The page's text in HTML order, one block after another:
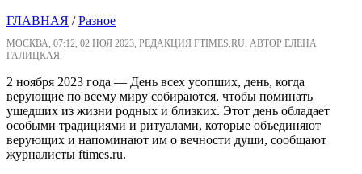
ГЛАВНАЯ /Разное
МОСКВА, 07:12, 02 НОЯ 2023, РЕДАКЦИЯ FTIMES.RU, АВТОР ЕЛЕНА
ГАЛИЦКАЯ.
2 ноября 2023 года — День всех усопших, день, когда
верующие по всему миру собираются, чтобы поминать
ушедших из жизни родных и близких. Этот день обладает
особыми традициями и ритуалами, которые объединяют
верующих и напоминают им о вечности души, сообщают
журналисты ftimes.ru.